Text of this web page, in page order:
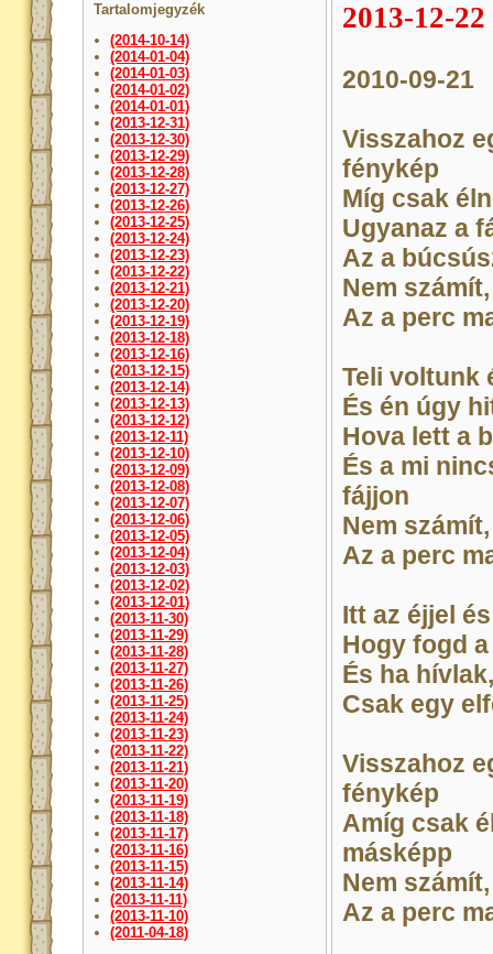
Tartalomjegyzék
(2014-10-14)
(2014-01-04)
(2014-01-03)
(2014-01-02)
(2014-01-01)
(2013-12-31)
(2013-12-30)
(2013-12-29)
(2013-12-28)
(2013-12-27)
(2013-12-26)
(2013-12-25)
(2013-12-24)
(2013-12-23)
(2013-12-22)
(2013-12-21)
(2013-12-20)
(2013-12-19)
(2013-12-18)
(2013-12-16)
(2013-12-15)
(2013-12-14)
(2013-12-13)
(2013-12-12)
(2013-12-11)
(2013-12-10)
(2013-12-09)
(2013-12-08)
(2013-12-07)
(2013-12-06)
(2013-12-05)
(2013-12-04)
(2013-12-03)
(2013-12-02)
(2013-12-01)
(2013-11-30)
(2013-11-29)
(2013-11-28)
(2013-11-27)
(2013-11-26)
(2013-11-25)
(2013-11-24)
(2013-11-23)
(2013-11-22)
(2013-11-21)
(2013-11-20)
(2013-11-19)
(2013-11-18)
(2013-11-17)
(2013-11-16)
(2013-11-15)
(2013-11-14)
(2013-11-11)
(2013-11-10)
(2011-04-18)
2013-12-22
2010-09-21
Visszahoz
fénykép
Míg csak
Ugyanaz a
Az a
Nem
Az a perc
Teli voltunk
És én úgy
Hova lett a
És a mi
fájjon
Nem
Az a perc
Itt az éjjel
Hogy fogd
És ha
Csak egy
Visszahoz
fénykép
Amíg csak
másképp
Nem
Az a perc